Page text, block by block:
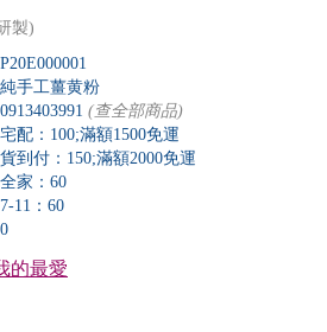
製)
P20E000001
純手工薑黄粉
0913403991 (查全部商品)
宅配：100;滿額1500免運
貨到付：150;滿額2000免運
全家：60
7-11：60
0
的最愛